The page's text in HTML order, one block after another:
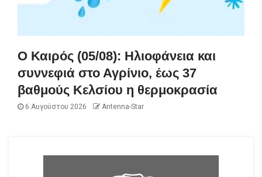
Ο Καιρός (05/08): Ηλιοφάνεια και
συννεφιά στο Αγρίνιο, έως 37
βαθμούς Κελσίου η θερμοκρασία
6 Αυγούστου 2026 Antenna-Star